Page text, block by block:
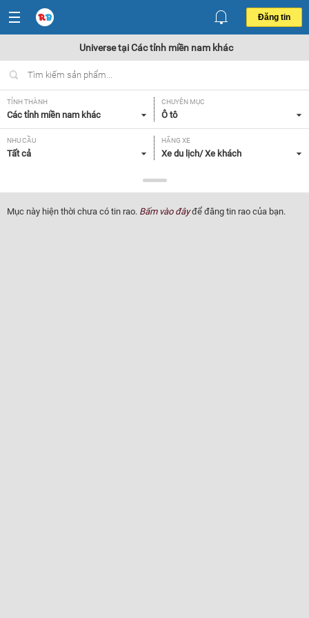
Đăng tin
Universe tại Các tỉnh miền nam khác
TỈNH THÀNH
Các tỉnh miền nam khác
CHUYÊN MỤC
Ô tô
NHU CẦU
Tất cả
HÃNG XE
Xe du lịch/ Xe khách
Universe
NĂM SẢN XUẤT
Tất cả
GIÁ XE XUẤT XỨ
Mục này hiện thời chưa có tin rao. Bấm vào đâyđể đăng tin rao của bạn.